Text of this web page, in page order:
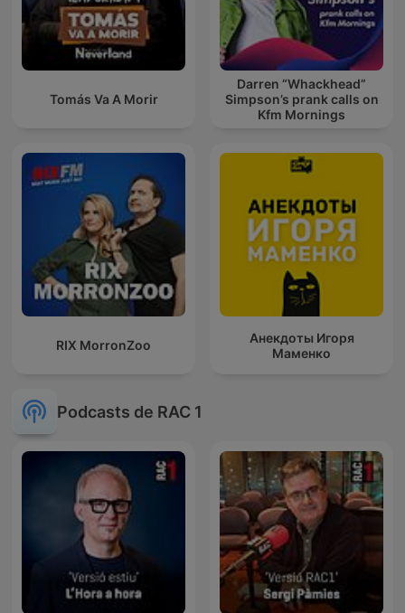
Tomás Va A Morir
Darren “Whackhead”
Simpson’s prank calls on
Kfm Mornings
RIX MorronZoo
Анекдоты Игоря
Маменко
Podcasts de RAC 1